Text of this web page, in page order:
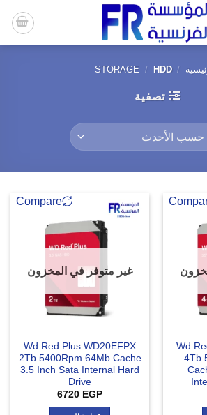
/
STORAGE / HDD
تصفية
Wd
4Tb
Compare
غير متوفر في المخزون
Wd Red Plus WD20EFPX
2Tb 5400Rpm 64Mb Cache
3.5 Inch Sata Internal Hard
Drive
6720 EGP